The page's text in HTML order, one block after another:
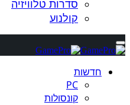
סדרות טלוויזיה
קולנוע
חדשות
PC
קונסולות